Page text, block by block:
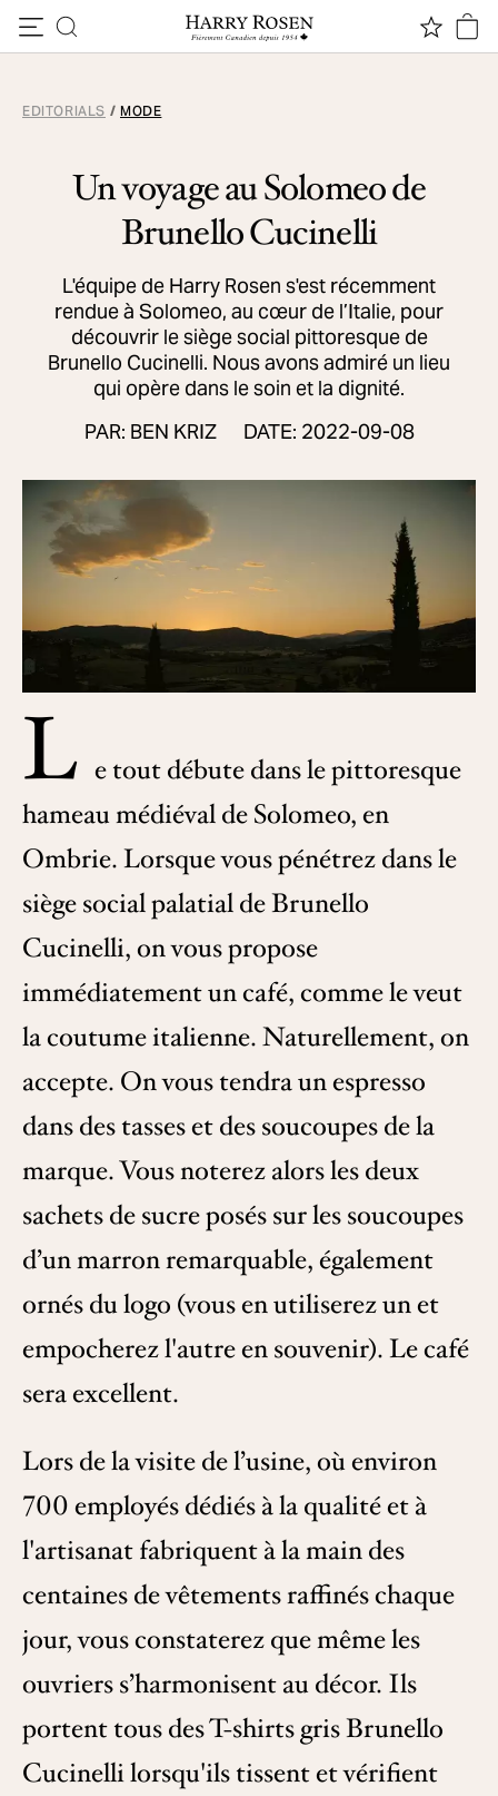
EDITORIALS / MODE
Un voyage au Solomeo de
Brunello Cucinelli
L'équipe de Harry Rosen s'est récemment
rendue à Solomeo, au cœur de l’Italie, pour
découvrir le siège social pittoresque de
Brunello Cucinelli. Nous avons admiré un lieu
qui opère dans le soin et la dignité.
PAR: BEN KRIZ
DATE: 2022-09-08
L e tout débute dans le pittoresque
hameau médiéval de Solomeo, en
Ombrie. Lorsque vous pénétrez dans le
siège social palatial de Brunello
Cucinelli, on vous propose
immédiatement un café, comme le veut
la coutume italienne. Naturellement, on
accepte. On vous tendra un espresso
dans des tasses et des soucoupes de la
marque. Vous noterez alors les deux
sachets de sucre posés sur les soucoupes
d’un marron remarquable, également
ornés du logo (vous en utiliserez un et
empocherez l'autre en souvenir). Le café
sera excellent.
Lors de la visite de l’usine, où environ
700 employés dédiés à la qualité et à
l'artisanat fabriquent à la main des
centaines de vêtements raffinés chaque
jour, vous constaterez que même les
ouvriers s’harmonisent au décor. Ils
portent tous des T-shirts gris Brunello
Cucinelli lorsqu'ils tissent et vérifient